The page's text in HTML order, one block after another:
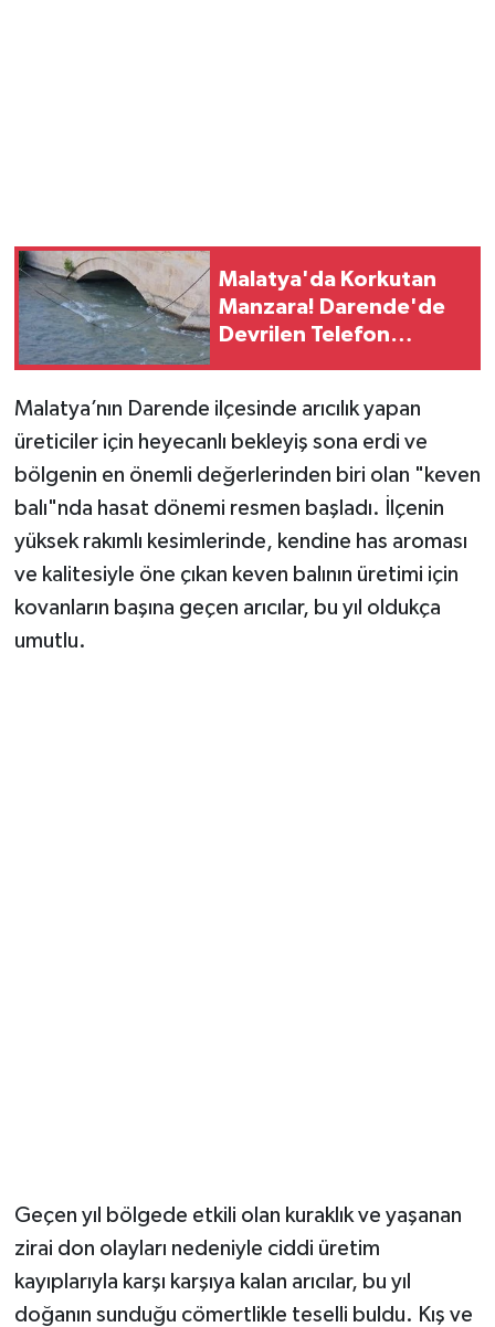
Malatya'da Korkutan
Manzara! Darende'de
Devrilen Telefon
Malatya’nın Darende ilçesinde arıcılık yapan
üreticiler için heyecanlı bekleyiş sona erdi ve
bölgenin en önemli değerlerinden biri olan "keven
balı"nda hasat dönemi resmen başladı. İlçenin
yüksek rakımlı kesimlerinde, kendine has aroması
ve kalitesiyle öne çıkan keven balının üretimi için
kovanların başına geçen arıcılar, bu yıl oldukça
umutlu.
Geçen yıl bölgede etkili olan kuraklık ve yaşanan
zirai don olayları nedeniyle ciddi üretim
kayıplarıyla karşı karşıya kalan arıcılar, bu yıl
doğanın sunduğu cömertlikle teselli buldu. Kış ve